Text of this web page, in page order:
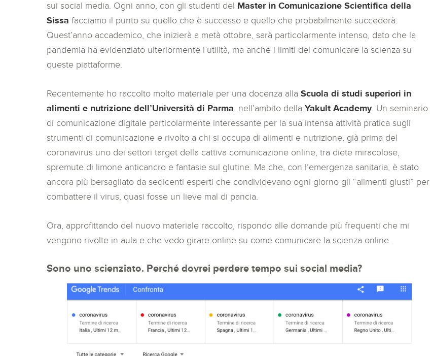
sui social media. Ogni anno, con gli studenti del Master in Comunicazione Scientifica della
Sissa facciamo il punto su quello che è successo e quello che probabilmente succederà.
Quest’anno accademico, che inizierà a metà ottobre, sarà particolarmente intenso, dato che la
pandemia ha evidenziato ulteriormente l’utilità, ma anche i limiti del comunicare la scienza su
queste piattaforme.
Recentemente ho raccolto molto materiale per una docenza alla Scuola di studi superiori in
alimenti e nutrizione dell’Università di Parma, nell’ambito della Yakult Academy. Un seminario
di comunicazione digitale particolarmente interessante per la sua intensa attività pratica sugli
strumenti di comunicazione e rivolto a chi si occupa di alimenti e nutrizione, già prima del
coronavirus uno dei settori target della cattiva comunicazione online, tra diete miracolose,
spremute di limone anticancro e fantasie sul glutine. Ma che, con l’emergenza sanitaria, è stato
ancora più bersagliato da sedicenti esperti che condividevano ogni giorno gli “alimenti giusti” per
combattere il virus, quasi fosse un lieve mal di pancia.
Ora, approfittando del nuovo materiale raccolto, rispondo alle domande più frequenti che mi
vengono rivolte in aula e che vedo girare online su come comunicare la scienza online.
Sono uno scienziato. Perché dovrei perdere tempo sui social media?